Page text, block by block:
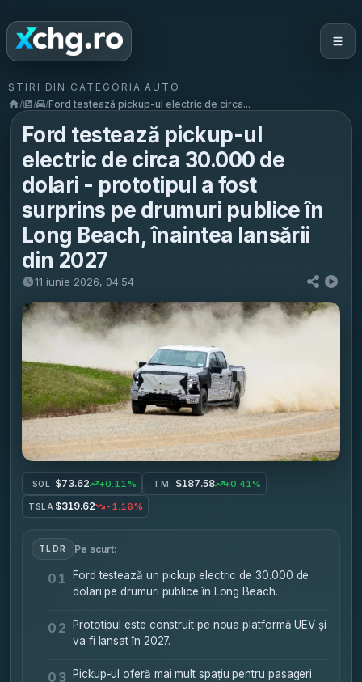
ȘTIRI DIN CATEGORIA AUTO
/
/ /Ford testează pickup-ul electric de circa...
Ford testează pickup-ul
electric de circa 30.000 de
dolari - prototipul a fost
surprins pe drumuri publice în
Long Beach, înaintea lansării
din 2027
11 iunie 2026, 04:54
SOL $73.62 +0.11% TM $187.58 +0.41%
TSLA $319.62 -1.16%
TLDR Pe scurt:
01
Ford testează un pickup electric de 30.000 de
dolari pe drumuri publice în Long Beach.
02
Prototipul este construit pe noua platformă UEV și
va fi lansat în 2027.
03
Pickup-ul oferă mai mult spațiu pentru pasageri